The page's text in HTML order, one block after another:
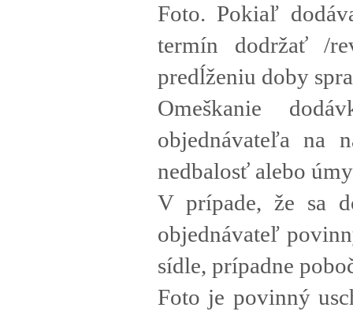
Foto. Pokiaľ
termín dodržať /
predĺženiu doby
Omeškanie
objednávateľa na
nedbalosť alebo
V prípade, že sa
objednávateľ
sídle, prípadne
Foto je povinný